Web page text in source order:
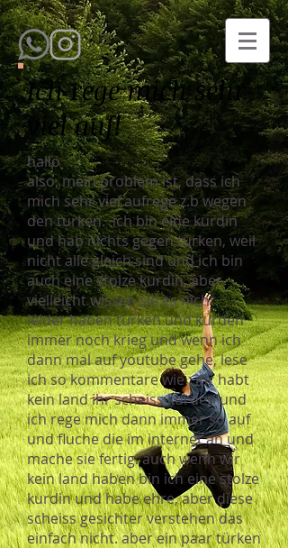
Ich rege mich sehr
viel auf!
hallo
also, mein problem ist, dass ich
mich sehr viel aufrege z.b wegen
den türken. ich bin eine kurdin
und hab nichts gegen türken, weil
nicht alle gleich sind und ich bin
auch eine stolze kurdin, aber
vielleicht wissen sie es nicht.
leider haben türken und kurden
immer noch krieg und wenn ich
dann mal auf youtube gehe, lese
ich so kommentare wie : ihr habt
kein land ihr scheiss kurden und
ich rege mich dann immer so auf
und fluche die im internet an und
mache sie fertig. auch wenn wir
kein land haben bin ich eine stolze
kurdin und habe ehre, aber diese
scheiss gesichter verstehen das
einfach nicht. aber ein paar türken